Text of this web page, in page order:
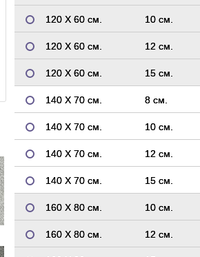
120 Х 60 см. 10 см.
120 Х 60 см. 12 см.
120 Х 60 см. 15 см.
140 Х 70 см. 8 см.
140 Х 70 см. 10 см.
140 Х 70 см. 12 см.
140 Х 70 см. 15 см.
160 Х 80 см. 10 см.
160 Х 80 см. 12 см.